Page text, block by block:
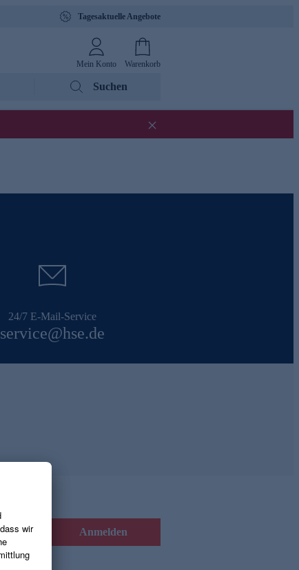
Tagesaktuelle Angebote
Mein Konto Warenkorb
Suchen
24/7 E-Mail-Service
service@hse.de
Anmelden